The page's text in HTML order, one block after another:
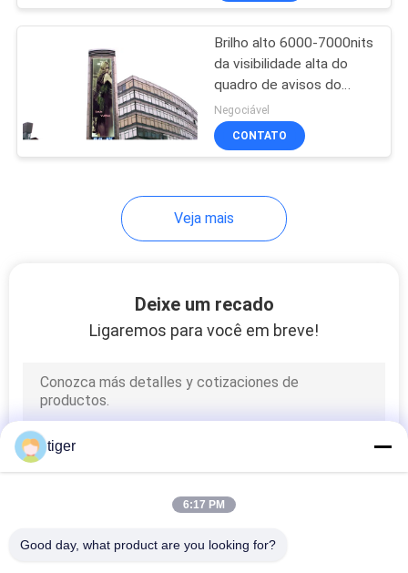
Exposição de diodo
emissor de luz de
SMD
Quadro de avisos
emissor de luz
Parede video interna
do diodo emissor
Brilho alto 6000-7000nits
da visibilidade alta do
quadro de avisos do
diodo emissor de luz da
propaganda exterior de
França
Negociável
CONTATO
Veja mais
Deixe um recado
Ligaremos para você em breve!
tiger
6:17 PM
Good day, what product are you looking for?